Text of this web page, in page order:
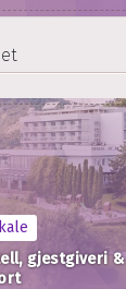
gjestgiveri &